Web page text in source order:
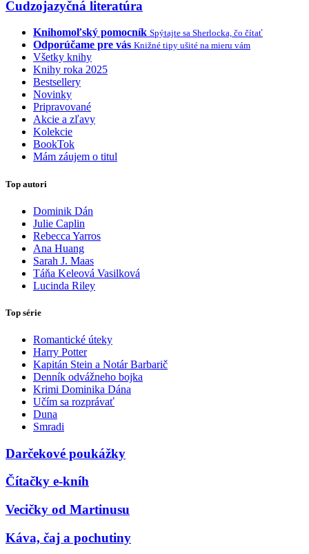
Cudzojazyčná literatúra
Knihomoľský pomocník Spýtajte sa Sherlocka, čo čítať
Odporúčame pre vás Knižné tipy ušité na mieru vám
Všetky knihy
Knihy roka 2025
Bestsellery
Novinky
Pripravované
Akcie a zľavy
Kolekcie
BookTok
Mám záujem o titul
Top autori
Dominik Dán
Julie Caplin
Rebecca Yarros
Ana Huang
Sarah J. Maas
Táňa Keleová Vasilková
Lucinda Riley
Top série
Romantické úteky
Harry Potter
Kapitán Stein a Notár Barbarič
Denník odvážneho bojka
Krimi Dominika Dána
Učím sa rozprávať
Duna
Smradi
Darčekové poukážky
Čítačky e-kníh
Vecičky od Martinusu
Káva, čaj a pochutiny